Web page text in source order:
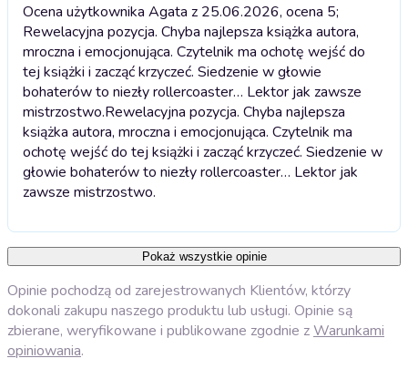
Ocena użytkownika Agata z 25.06.2026, ocena 5;
Rewelacyjna pozycja. Chyba najlepsza książka autora,
mroczna i emocjonująca. Czytelnik ma ochotę wejść do
tej książki i zacząć krzyczeć. Siedzenie w głowie
bohaterów to niezły rollercoaster… Lektor jak zawsze
mistrzostwo.Rewelacyjna pozycja. Chyba najlepsza
książka autora, mroczna i emocjonująca. Czytelnik ma
ochotę wejść do tej książki i zacząć krzyczeć. Siedzenie w
głowie bohaterów to niezły rollercoaster… Lektor jak
zawsze mistrzostwo.
Pokaż wszystkie opinie
Opinie pochodzą od zarejestrowanych Klientów, którzy
dokonali zakupu naszego produktu lub usługi. Opinie są
zbierane, weryfikowane i publikowane zgodnie zWarunkami
opiniowania.